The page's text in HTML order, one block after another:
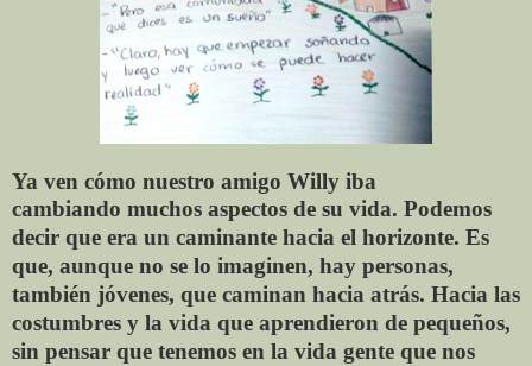
Ya ven cómo nuestro amigo Willy iba
cambiando muchos aspectos de su vida. Podemos
decir que era un caminante hacia el horizonte. Es
que, aunque no se lo imaginen, hay personas,
también jóvenes, que caminan hacia atrás. Hacia las
costumbres y la vida que aprendieron de pequeños,
sin pensar que tenemos en la vida gente que nos